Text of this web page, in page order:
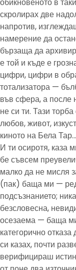
скролирах две
напротив,
намерение да
бързаща да
е той и къде е
цифри, цифри в
тотализатора —
във сфера, а после
не си ти. Тази
любов, живот,
киното на Бела
И ти осиротя, каза
бе съвсем
малко да не мисля
(пак) баща ми —
подсъзнанието;
безсловесна,
осезаема — баща
категорично
си казах, почти
верифицираш